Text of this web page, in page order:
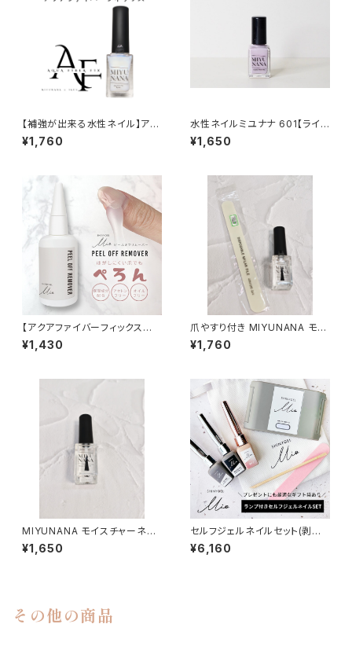
【補強が出来る水性ネイル】アク
アファイバーフィックス MIYU
NANA
¥1,760
水性ネイルミユナナ 601【ライラ
ック】
¥1,650
【アクアファイバーフィックスに
最適】ピールオフリムーバー&ス
ティックセット
¥1,430
爪やすり付き MIYUNANA モイ
スチャーネイルオイル １０ｍｌ
(無香料)
¥1,760
MIYUNANA モイスチャーネイ
ルオイル １０ｍｌ(無香料)
¥1,650
セルフジェルネイルセット(剥が
せるジェルネイル)HINYGEL M
io：【ランプ付】ギフトセット（ピー
¥6,160
その他の商品